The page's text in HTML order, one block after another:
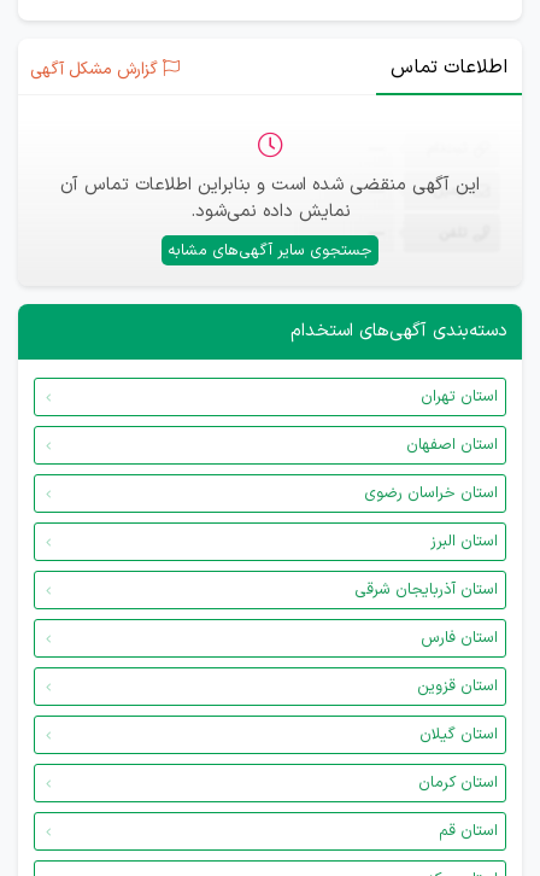
اطلاعات تماس گزارش مشکل آگهی
این آگهی منقضی شده است و بنابراین اطلاعات تماس آن
نمایش داده نمی‌شود.
جستجوی سایر آگهی‌های مشابه
ایمیل —
—
دسته‌بندی آگهی‌های استخدام
استان تهران
استان اصفهان
استان خراسان رضوی
استان البرز
استان آذربایجان شرقی
استان فارس
استان قزوین
استان گیلان
استان کرمان
استان قم